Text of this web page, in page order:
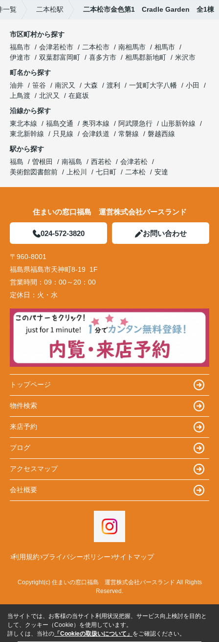
一覧 二本松駅 二本松市金色第1 Cradle Garden 全1棟
市区町村から探す
福島市
会津若松市 二本松市 南相馬市
相馬市
伊達市
双葉郡富岡町 喜多方市 相馬郡新地町
米沢市
町名から探す
油井
笹谷 南沢又 大森 渡利 一箕町大字八幡
小田
上鳥渡
北沢又
在庭坂
沿線から探す
東北本線
福島交通 奥羽本線 阿武隈急行
山形新幹線
東北新幹線
只見線 会津鉄道 常磐線
磐越西線
駅から探す
福島
曽根田 南福島 西若松
会津若松
美術館図書館前
上松川 七日町 二本松 安達
住まいの窓口福島 運営株式会社バースランド
024-572-3820 お問い合わせ
〒960-8001
福島県福島市天神町8-19 1F
営業時間： 09：00～20：00
定休日： 火・水
トップページ
物件検索
来店予約
ブログ
アクセスマップ
会社概要
利用規約 プライバシーポリシー サイトマップ
Copyright(c) 住まいの窓口福島 運営株式会社バースランド All Rights
Reserved.
当サイトでは、お客様の当サイト利用状況把握、サービス向上検討を目的と
して、クッキー（Cookie）を使用しています。
詳しくは、当社の 「Cookieの取扱いについて」 をご確認ください。